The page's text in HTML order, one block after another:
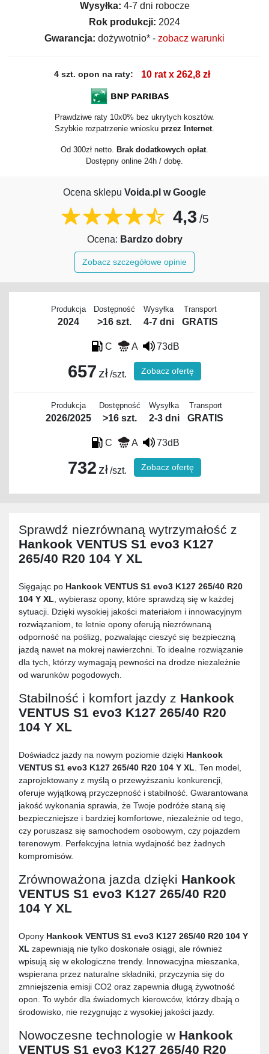
Wysyłka: 4-7 dni robocze
Rok produkcji: 2024
Gwarancja: dożywotnio* - zobacz warunki
4 szt. opon na raty: 10 rat x 262,8 zł
Prawdziwe raty 10x0% bez ukrytych kosztów.
Szybkie rozpatrzenie wniosku przez Internet
Od 300zł netto. Brak dodatkowych opłat
Dostępny online 24h / dobę.
Ocena sklepu Voida.pl w Google
4,3 /5
Ocena: Bardzo dobry
Zobacz szczegółowe opinie
Produkcja
2024
Dostępność
>16 szt.
Wysyłka
4-7 dni
Transport
GRATIS
C A 73dB
657 zł/szt. Zobacz ofertę
Produkcja
2026/2025
Dostępność
>16 szt.
Wysyłka
2-3 dni
Transport
GRATIS
C A 73dB
732 zł/szt. Zobacz ofertę
Sprawdź niezrównaną wytrzymałość z
Hankook VENTUS S1 evo3 K127
265/40 R20 104 Y XL
Sięgając po Hankook VENTUS S1 evo3 K127 265/40 R20
104 Y XL , wybierasz opony, które sprawdzą się w każdej
sytuacji. Dzięki wysokiej jakości materiałom i innowacyjnym
rozwiązaniom, te letnie opony oferują niezrównaną
odporność na poślizg, pozwalając cieszyć się bezpieczną
jazdą nawet na mokrej nawierzchni. To idealne rozwiązanie
dla tych, którzy wymagają pewności na drodze niezależnie
od warunków pogodowych.
Stabilność i komfort jazdy z Hankook
VENTUS S1 evo3 K127 265/40 R20
104 Y XL
Doświadcz jazdy na nowym poziomie dzięki Hankook
VENTUS S1 evo3 K127 265/40 R20 104 Y XL . Ten model,
zaprojektowany z myślą o przewyższaniu konkurencji,
oferuje wyjątkową przyczepność i stabilność. Gwarantowana
jakość wykonania sprawia, że Twoje podróże staną się
bezpieczniejsze i bardziej komfortowe, niezależnie od tego,
czy poruszasz się samochodem osobowym, czy pojazdem
terenowym. Perfekcyjna letnia wydajność bez żadnych
kompromisów.
Zrównoważona jazda dzięki Hankook
VENTUS S1 evo3 K127 265/40 R20
104 Y XL
Opony Hankook VENTUS S1 evo3 K127 265/40 R20 104 Y
XL zapewniają nie tylko doskonałe osiągi, ale również
wpisują się w ekologiczne trendy. Innowacyjna mieszanka,
wspierana przez naturalne składniki, przyczynia się do
zmniejszenia emisji CO2 oraz zapewnia długą żywotność
opon. To wybór dla świadomych kierowców, którzy dbają o
środowisko, nie rezygnując z wysokiej jakości jazdy.
Nowoczesne technologie w Hankook
VENTUS S1 evo3 K127 265/40 R20